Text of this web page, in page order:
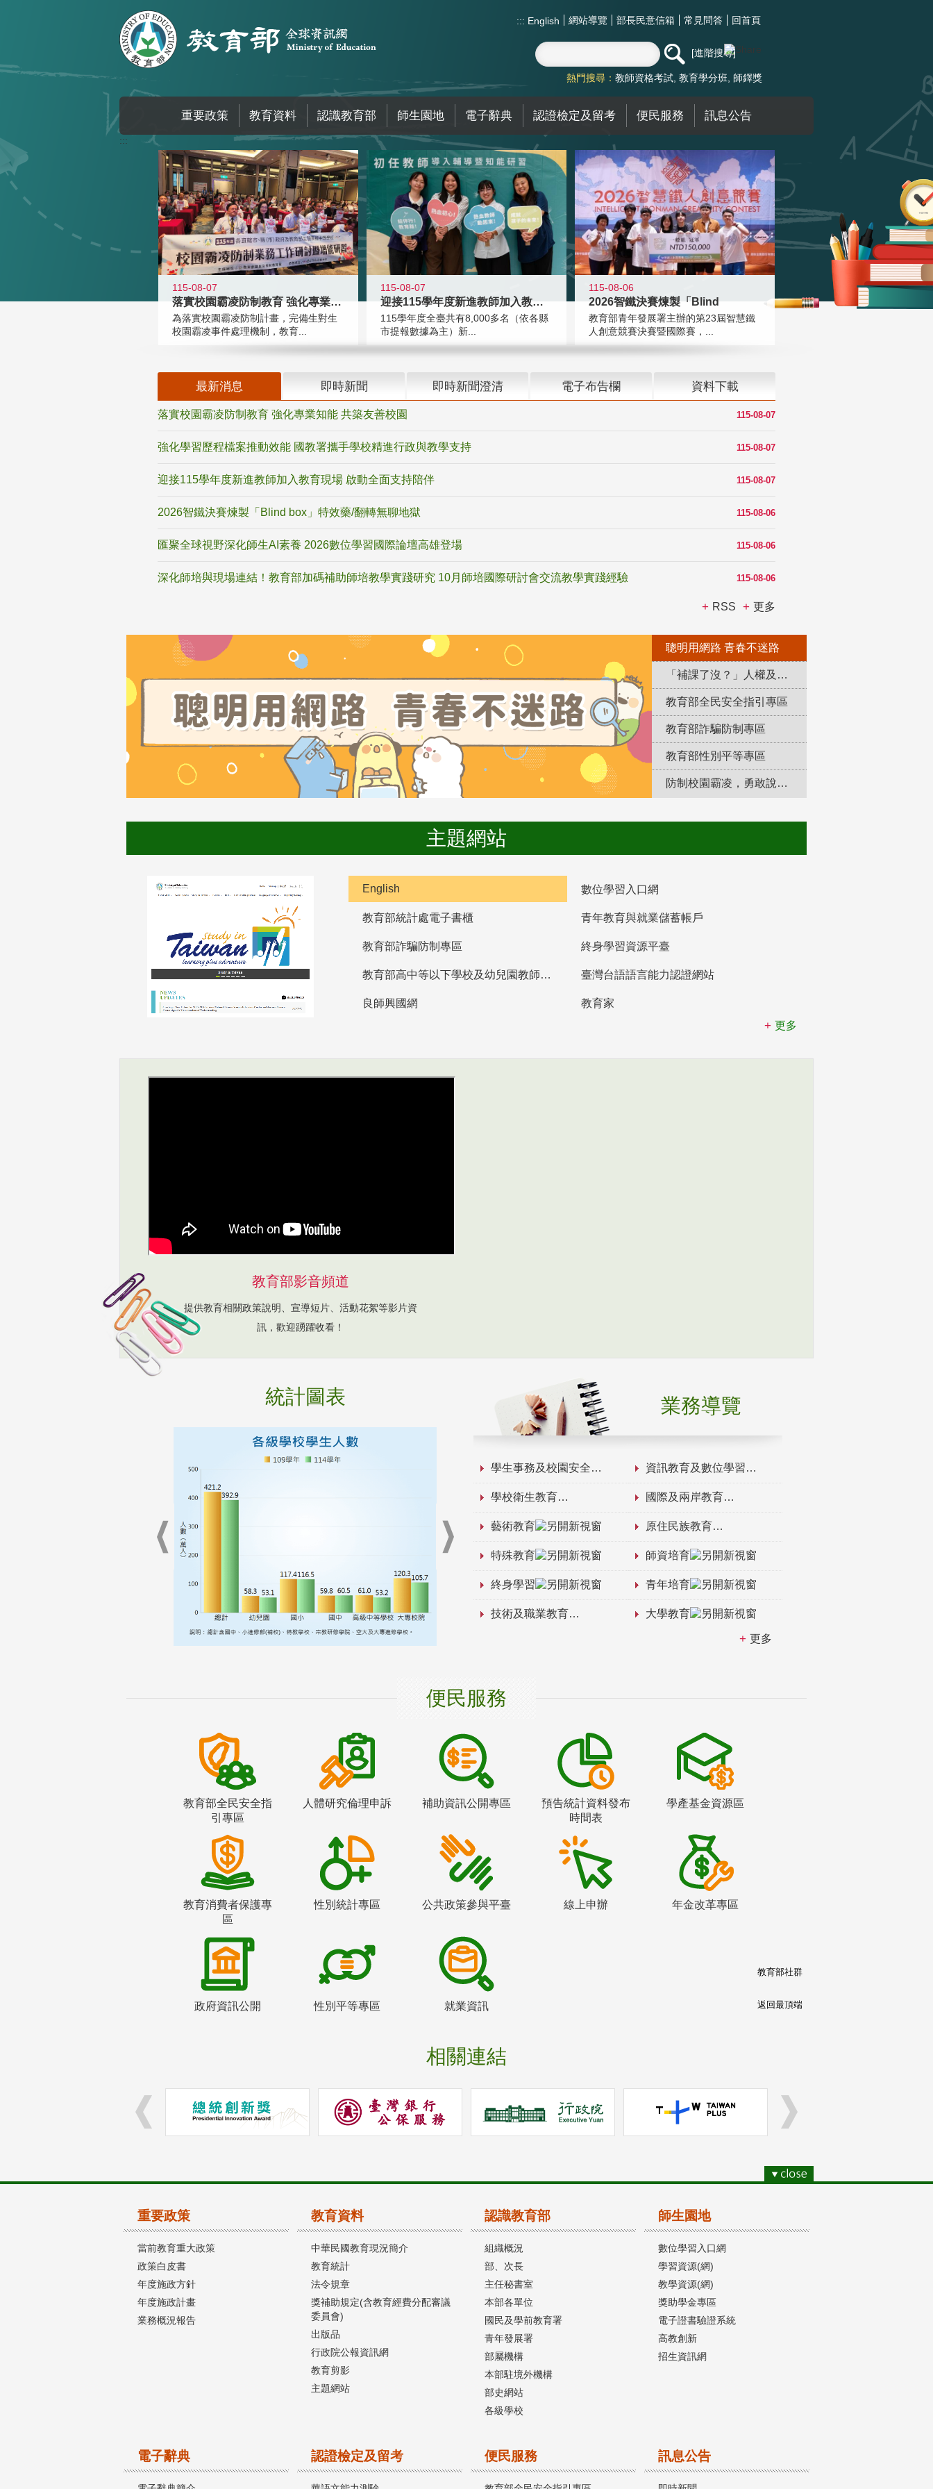
::: English 網站導覽 部長民意信箱 常見問答 回首頁
進階搜尋
熱門搜尋： 教師資格考試 教育學分班 師鐸獎
重要政策 教育資料 認識教育部 師生園地 電子辭典 認證檢定及留考 便民服務 訊息公告
:::
115-08-07
落實校園霸凌防制教育 強化專業知能
為落實校園霸凌防制計畫，完備生對生
校園霸凌事件處理機制，教育...
115-08-07
迎接115學年度新進教師加入教育現
115學年度全臺共有8,000多名（依各縣
市提報數據為主）新...
115-08-06
2026智鐵決賽煉製「Blind
教育部青年發展署主辦的第23屆智慧鐵
人創意競賽決賽暨國際賽，...
最新消息 即時新聞 即時新聞澄清 電子布告欄 資料下載
115-08-07
落實校園霸凌防制教育 強化專業知能 共築友善校園
115-08-07
強化學習歷程檔案推動效能 國教署攜手學校精進行政與教學支持
115-08-07
迎接115學年度新進教師加入教育現場 啟動全面支持陪伴
115-08-06
2026智鐵決賽煉製「Blind box」特效藥/翻轉無聊地獄
115-08-06
匯聚全球視野深化師生AI素養 2026數位學習國際論壇高雄登場
115-08-06
深化師培與現場連結！教育部加碼補助師培教學實踐研究 10月師培國際研討會交流教學實踐經驗
RSS 更多
聰明用網路 青春不迷路
「補課了沒？」人權及轉型正義教育專區
教育部全民安全指引專區
教育部詐騙防制專區
教育部性別平等專區
防制校園霸凌，勇敢說出來！
主題網站
English 數位學習入口網
教育部統計處電子書櫃 青年教育與就業儲蓄帳戶
教育部詐騙防制專區 終身學習資源平臺
教育部高中等以下學校及幼兒園教師資格檢定考試 臺灣台語語言能力認證網站
良師興國網
教育家
更多
教育部影音頻道
提供教育相關政策說明、宣導短片、活動花絮等影片資
訊，歡迎踴躍收看！
統計圖表 業務導覽
學生事務及校園安全 資訊教育及數位學習
學校衛生教育 國際及兩岸教育
藝術教育 原住民族教育
特殊教育 師資培育
終身學習 青年培育
技術及職業教育 大學教育
更多
便民服務
教育部全民安全指
引專區
人體研究倫理申訴 補助資訊公開專區
預告統計資料發布
時間表
學產基金資源區
教育消費者保護專
區
性別統計專區 公共政策參與平臺 線上申辦 年金改革專區
政府資訊公開 性別平等專區 就業資訊
相關連結
教育部社群
返回最頂端
重要政策
當前教育重大政策
政策白皮書
年度施政方針
年度施政計畫
業務概況報告
教育資料
中華民國教育現況簡介
教育統計
法令規章
獎補助規定(含教育經費分配審議
委員會)
出版品
行政院公報資訊網
教育剪影
主題網站
認識教育部
組織概況
部、次長
主任秘書室
本部各單位
國民及學前教育署
青年發展署
部屬機構
本部駐境外機構
部史網站
各級學校
師生園地
數位學習入口網
學習資源(網)
教學資源(網)
獎助學金專區
電子證書驗證系統
高教創新
招生資訊網
電子辭典 認證檢定及留考 便民服務 訊息公告